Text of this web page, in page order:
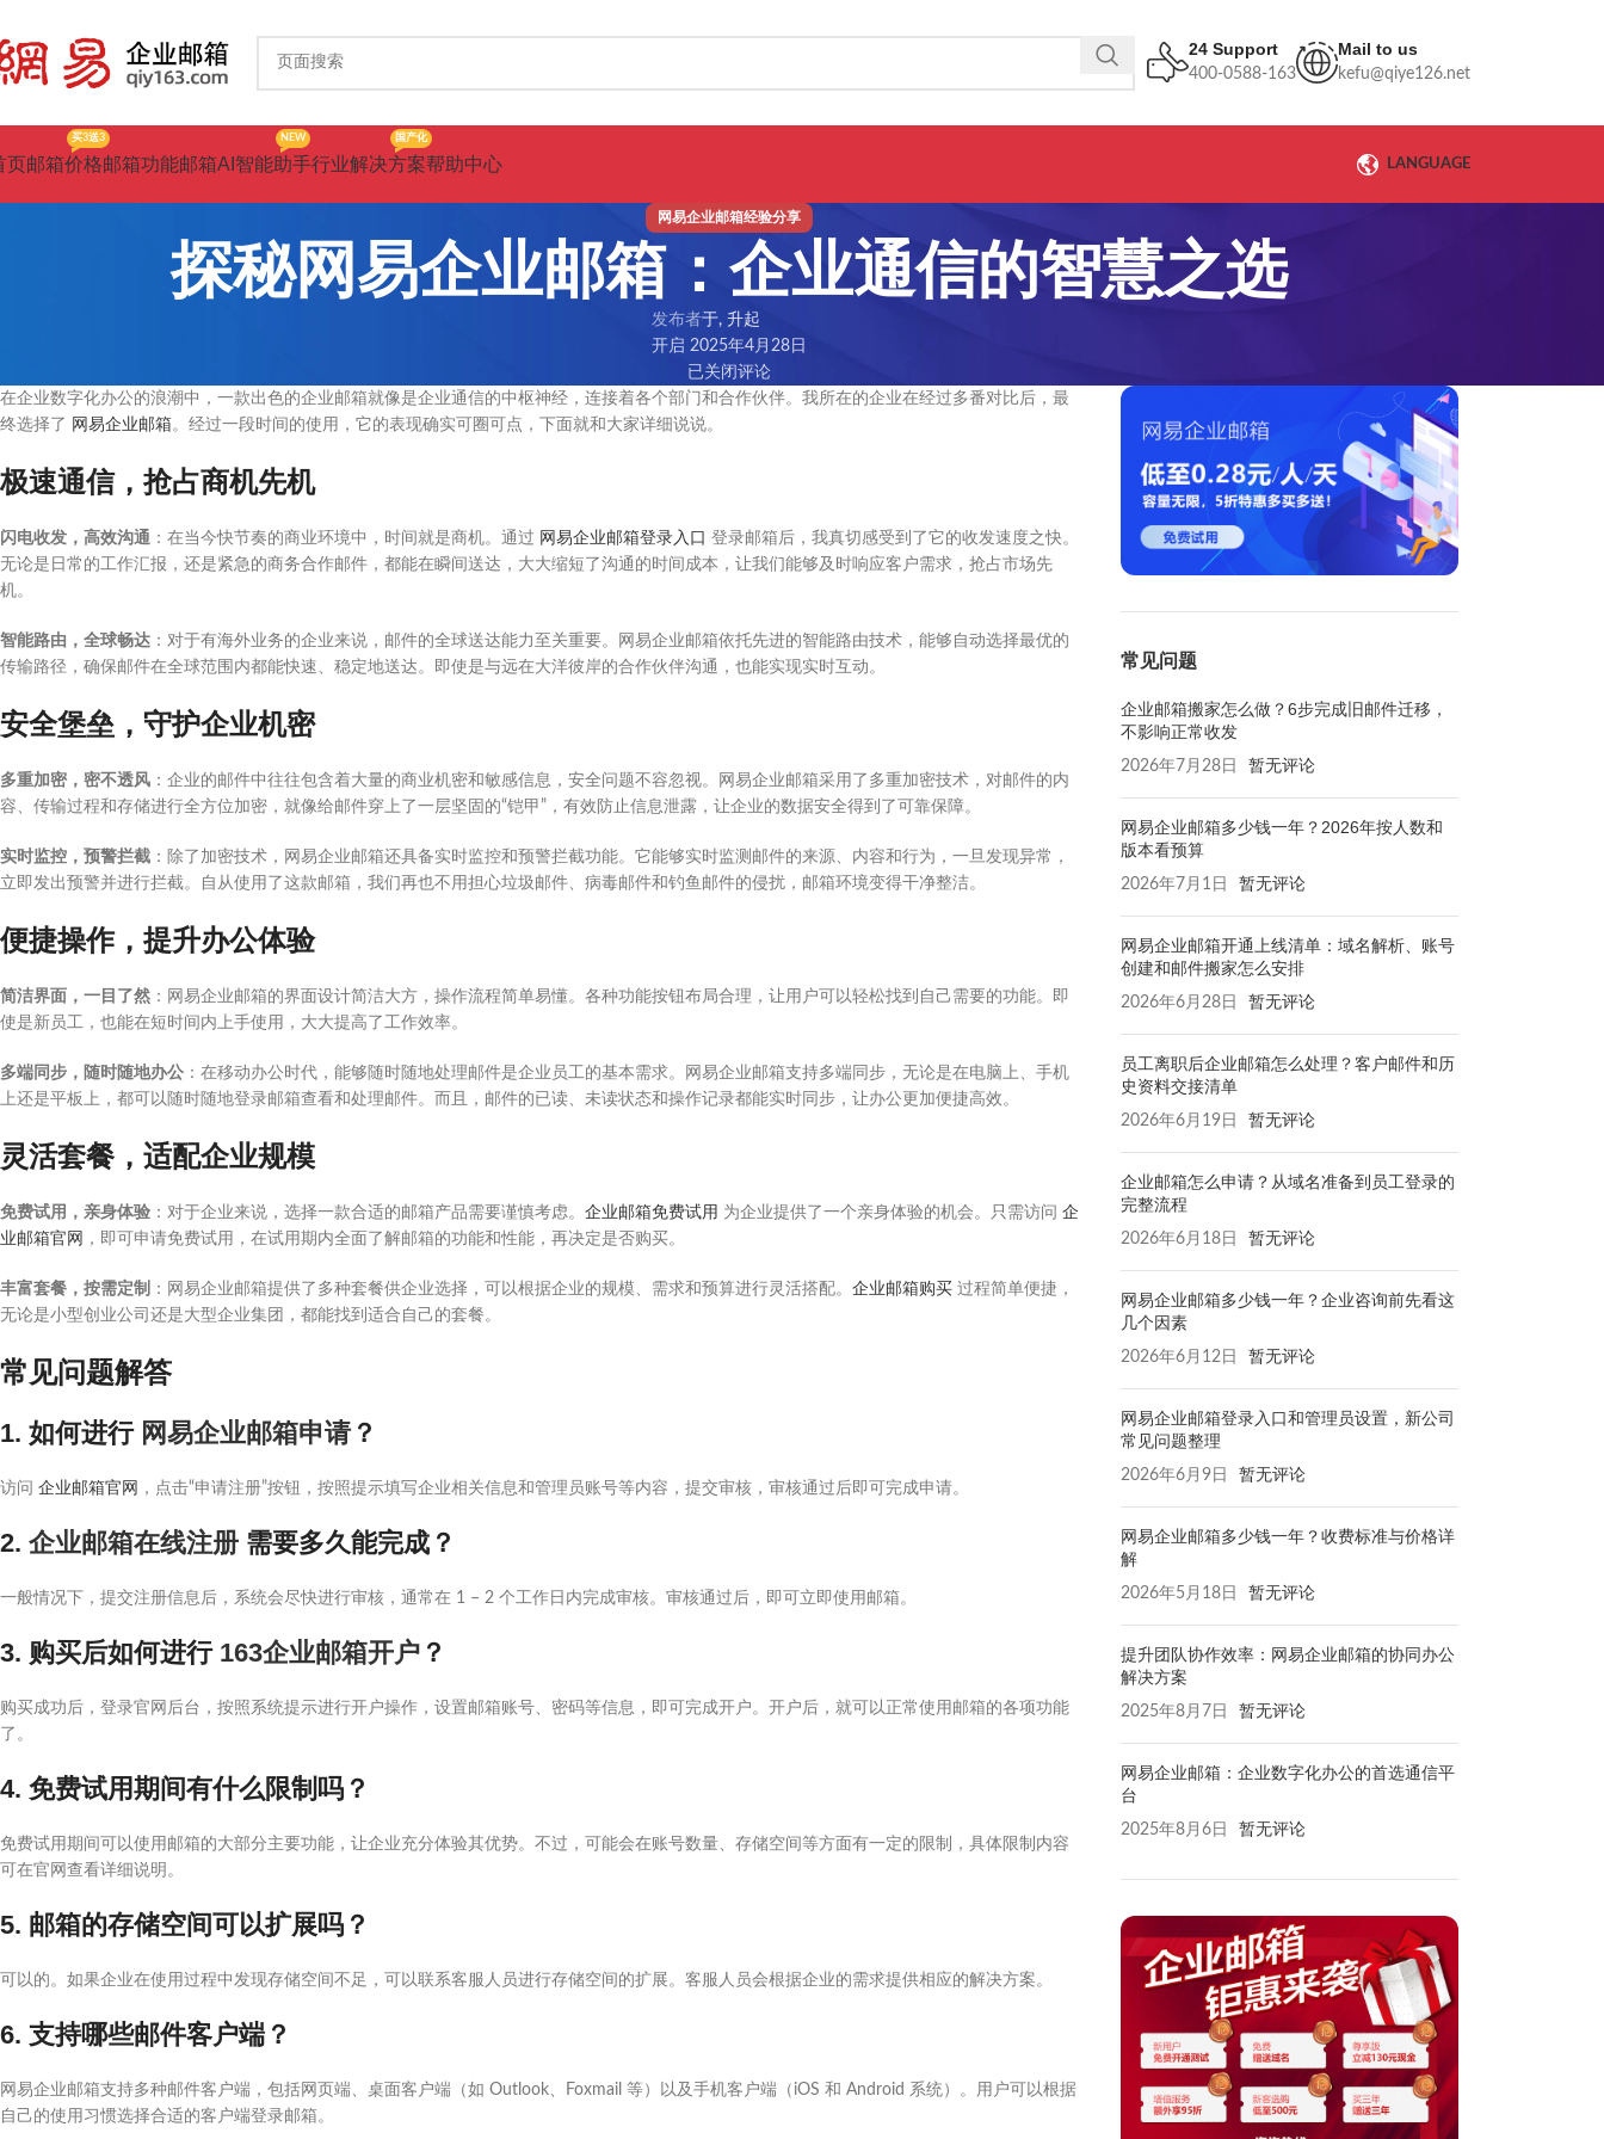
24 Support
400-0588-163
Mail to us
kefu@qiye126.net
页邮箱价格
买3送3
邮箱功能邮箱AI智能助手
NEW
行业解决方案
国产化
帮助中心 LANGUAGE
网易企业邮箱经验分享
探秘网易企业邮箱：企业通信的智慧之选
发布者于, 升起
开启 2025年4月28日
已关闭评论
在企业数字化办公的浪潮中，一款出色的企业邮箱就像是企业通信的中枢神经，连接着各个部门和合作伙伴。我所在的企业在经过多番对比后，最
终选择了
网易企业邮箱。经过一段时间的使用，它的表现确实可圈可点，下面就和大家详细说说。
极速通信，抢占商机先机
闪电收发，高效沟通 ：在当今快节奏的商业环境中，时间就是商机。通过 网易企业邮箱登录入口 登录邮箱后，我真切感受到了它的收发速度之快。
无论是日常的工作汇报，还是紧急的商务合作邮件，都能在瞬间送达，大大缩短了沟通的时间成本，让我们能够及时响应客户需求，抢占市场先
机。
智能路由，全球畅达 ：对于有海外业务的企业来说，邮件的全球送达能力至关重要。网易企业邮箱依托先进的智能路由技术，能够自动选择最优的
传输路径，确保邮件在全球范围内都能快速、稳定地送达。即使是与远在大洋彼岸的合作伙伴沟通，也能实现实时互动。
安全堡垒，守护企业机密
多重加密，密不透风 ：企业的邮件中往往包含着大量的商业机密和敏感信息，安全问题不容忽视。网易企业邮箱采用了多重加密技术，对邮件的内
容、传输过程和存储进行全方位加密，就像给邮件穿上了一层坚固的“铠甲”，有效防止信息泄露，让企业的数据安全得到了可靠保障。
实时监控，预警拦截 ：除了加密技术，网易企业邮箱还具备实时监控和预警拦截功能。它能够实时监测邮件的来源、内容和行为，一旦发现异常，
立即发出预警并进行拦截。自从使用了这款邮箱，我们再也不用担心垃圾邮件、病毒邮件和钓鱼邮件的侵扰，邮箱环境变得干净整洁。
便捷操作，提升办公体验
简洁界面，一目了然 ：网易企业邮箱的界面设计简洁大方，操作流程简单易懂。各种功能按钮布局合理，让用户可以轻松找到自己需要的功能。即
使是新员工，也能在短时间内上手使用，大大提高了工作效率。
多端同步，随时随地办公 ：在移动办公时代，能够随时随地处理邮件是企业员工的基本需求。网易企业邮箱支持多端同步，无论是在电脑上、手机
上还是平板上，都可以随时随地登录邮箱查看和处理邮件。而且，邮件的已读、未读状态和操作记录都能实时同步，让办公更加便捷高效。
灵活套餐，适配企业规模
免费试用，亲身体验 ：对于企业来说，选择一款合适的邮箱产品需要谨慎考虑。 企业邮箱免费试用 为企业提供了一个亲身体验的机会。只需访问 企
业邮箱官网
，即可申请免费试用，在试用期内全面了解邮箱的功能和性能，再决定是否购买。
丰富套餐，按需定制 ：网易企业邮箱提供了多种套餐供企业选择，可以根据企业的规模、需求和预算进行灵活搭配。 企业邮箱购买 过程简单便捷，
无论是小型创业公司还是大型企业集团，都能找到适合自己的套餐。
常见问题解答
1. 如何进行 网易企业邮箱申请？
访问 企业邮箱官网 ，点击“申请注册”按钮，按照提示填写企业相关信息和管理员账号等内容，提交审核，审核通过后即可完成申请。
2. 企业邮箱在线注册 需要多久能完成？
一般情况下，提交注册信息后，系统会尽快进行审核，通常在 1 – 2 个工作日内完成审核。审核通过后，即可立即使用邮箱。
3. 购买后如何进行 163企业邮箱开户 ？
购买成功后，登录官网后台，按照系统提示进行开户操作，设置邮箱账号、密码等信息，即可完成开户。开户后，就可以正常使用邮箱的各项功能
了。
4. 免费试用期间有什么限制吗？
免费试用期间可以使用邮箱的大部分主要功能，让企业充分体验其优势。不过，可能会在账号数量、存储空间等方面有一定的限制，具体限制内容
可在官网查看详细说明。
5. 邮箱的存储空间可以扩展吗？
可以的。如果企业在使用过程中发现存储空间不足，可以联系客服人员进行存储空间的扩展。客服人员会根据企业的需求提供相应的解决方案。
6. 支持哪些邮件客户端？
网易企业邮箱支持多种邮件客户端，包括网页端、桌面客户端（如 Outlook、Foxmail 等）以及手机客户端（iOS 和 Android 系统）。用户可以根据
自己的使用习惯选择合适的客户端登录邮箱。
常见问题
企业邮箱搬家怎么做？6步完成旧邮件迁移，
不影响正常收发
2026年7月28日 暂无评论
网易企业邮箱多少钱一年？2026年按人数和
版本看预算
2026年7月1日 暂无评论
网易企业邮箱开通上线清单：域名解析、账号
创建和邮件搬家怎么安排
2026年6月28日 暂无评论
员工离职后企业邮箱怎么处理？客户邮件和历
史资料交接清单
2026年6月19日 暂无评论
企业邮箱怎么申请？从域名准备到员工登录的
完整流程
2026年6月18日 暂无评论
网易企业邮箱多少钱一年？企业咨询前先看这
几个因素
2026年6月12日 暂无评论
网易企业邮箱登录入口和管理员设置，新公司
常见问题整理
2026年6月9日 暂无评论
网易企业邮箱多少钱一年？收费标准与价格详
解
2026年5月18日 暂无评论
提升团队协作效率：网易企业邮箱的协同办公
解决方案
2025年8月7日 暂无评论
网易企业邮箱：企业数字化办公的首选通信平
台
2025年8月6日 暂无评论